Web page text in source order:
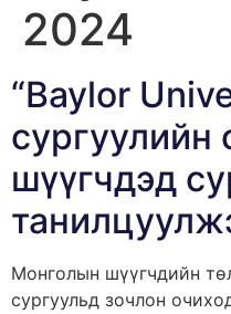
2024
“Baylor
сургуулийн
шүүгчдэд
Монголын шүүгчдийн
сургуульд зочлон